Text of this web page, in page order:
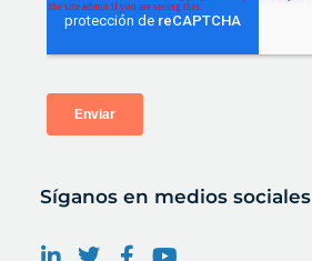
Síganos en medios sociales